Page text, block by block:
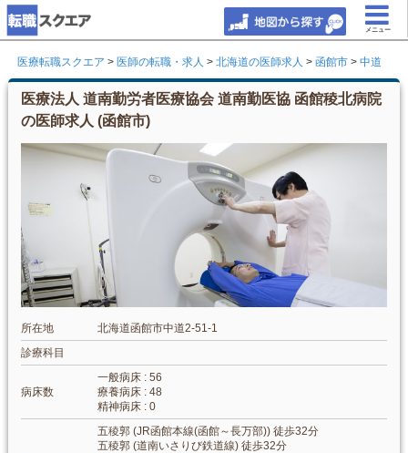
メニュー
医療転職スクエア > 医師の転職・求人 > 北海道の医師求人 > 函館市 > 中道
医療法人 道南勤労者医療協会 道南勤医協 函館稜北病院
の医師求人 (函館市)
所在地
北海道函館市中道2-51-1
診療科目
病床数
一般病床 : 56
療養病床 : 48
精神病床 : 0
五稜郭 (JR函館本線(函館～長万部)) 徒歩32分
五稜郭 (道南いさりび鉄道線) 徒歩32分